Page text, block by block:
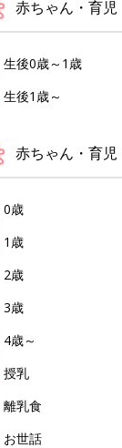
赤ちゃん・育児
生後0歳～1歳
生後1歳～
赤ちゃん・育児
0歳
1歳
2歳
3歳
4歳～
授乳
離乳食
お世話